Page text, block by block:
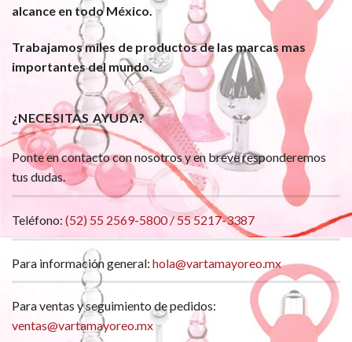
alcance en todo México.
Trabajamos miles de productos de las marcas mas
importantes del mundo.
¿NECESITAS AYUDA?
Ponte en contacto con nosotros y en breve responderemos
tus dudas.
Teléfono: (52) 55 2569-5800 / 55 5217-3387
Para información general: hola@vartamayoreo.mx
Para ventas y seguimiento de pedidos:
ventas@vartamayoreo.mx